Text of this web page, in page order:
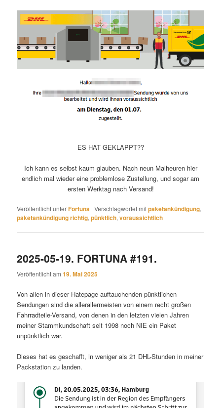
ES HAT GEKLAPPT??
Ich kann es selbst kaum glauben. Nach neun Malheuren hier
endlich mal wieder eine problemlose Zustellung, und sogar am
ersten Werktag nach Versand!
Veröffentlicht unterFortuna |Verschlagwortet mitpaketankündigung,
paketankündigung richtig,pünktlich,voraussichtlich
2025-05-19. FORTUNA #191.
Veröffentlicht am19. Mai 2025
Von allen in dieser Hatepage auftauchenden pünktlichen
Sendungen sind die allerallermeisten von einem recht großen
Fahrradteile-Versand, von denen in den letzten vielen Jahren
meiner Stammkundschaft seit 1998 noch NIE ein Paket
unpünktlich war.
Dieses hat es geschafft, in weniger als 21 DHL-Stunden in meiner
Packstation zu landen.